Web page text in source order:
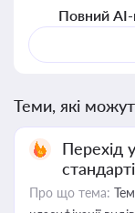
Повний AI-
Теми, які
Перехід
Про що тема: